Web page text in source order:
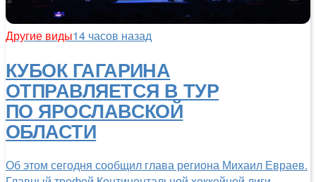
Другие виды14 часов назад
КУБОК ГАГАРИНА
ОТПРАВЛЯЕТСЯ В ТУР
ПО ЯРОСЛАВСКОЙ
ОБЛАСТИ
Об этом сегодня сообщил глава региона Михаил Евраев.